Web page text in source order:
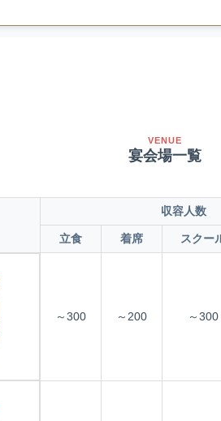
VENUE
宴会場一覧
収容人数
立食
着席 スクー
～300 ～200 ～300